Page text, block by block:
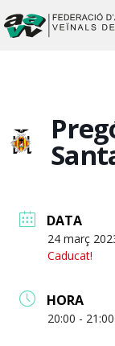
DATA
24 març
Caducat!
HORA
20:00 - 21:00